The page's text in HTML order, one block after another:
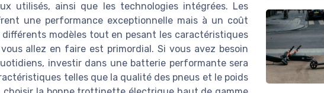
utilisés, ainsi que les technologies intégrées. Les
une performance exceptionnelle mais à un coût
modèles tout en pesant les caractéristiques
allez en faire est primordial. Si vous avez besoin
investir dans une batterie performante sera
telles que la qualité des pneus et le poids